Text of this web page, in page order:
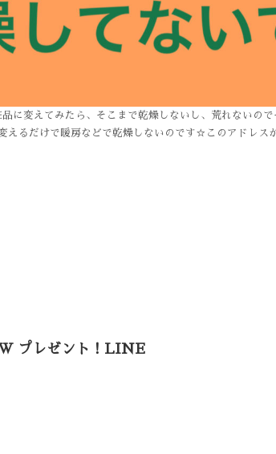
に変えてみたら、そこまで乾燥しないし、荒れないの
変えるだけで暖房などで乾燥しないのです☆このアド
プレゼント！LINE